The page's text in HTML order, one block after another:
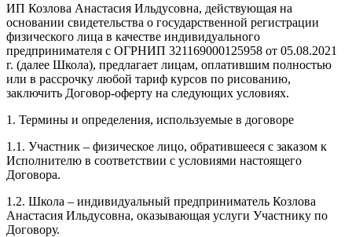
ИП Козлова Анастасия Ильдусовна, действующая на
основании свидетельства о государственной регистрации
физического лица в качестве индивидуального
предпринимателя с ОГРНИП 321169000125958 от 05.08.2021
г. (далее Школа), предлагает лицам, оплатившим полностью
или в рассрочку любой тариф курсов по рисованию,
заключить Договор-оферту на следующих условиях.
1. Термины и определения, используемые в договоре
1.1. Участник – физическое лицо, обратившееся с заказом к
Исполнителю в соответствии с условиями настоящего
Договора.
1.2. Школа – индивидуальный предприниматель Козлова
Анастасия Ильдусовна, оказывающая услуги Участнику по
Договору.